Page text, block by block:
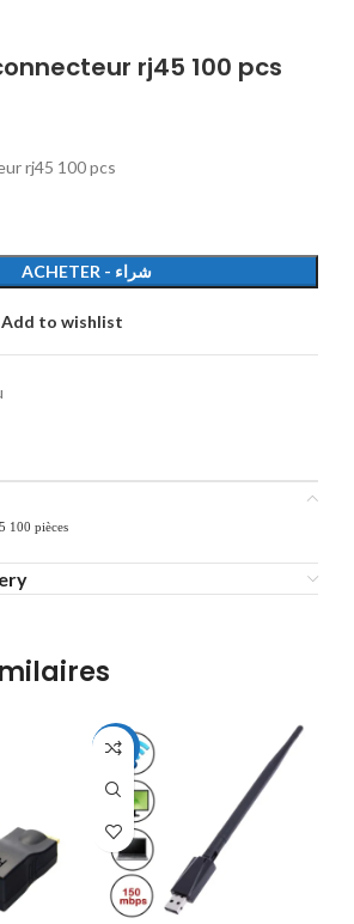
rj45 100 pcs
rj45 100 pcs
ACHETER - شراء
Add to wishlist
100 pièces
-40%